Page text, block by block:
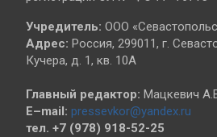
Учредитель: ООО
Адрес: Россия, 299011, г.
Кучера, д. 1, кв. 10А
Главный редактор: Мацкевич
E–mail: pressevkor@yandex.ru
тел. +7 (978) 918-52-25